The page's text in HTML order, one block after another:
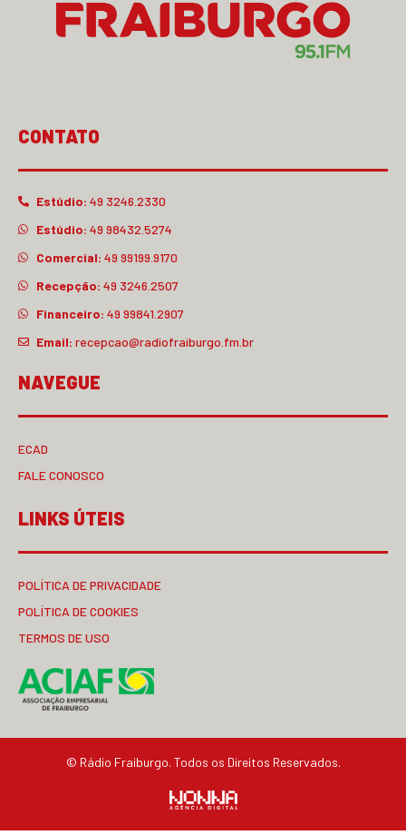
CONTATO
Estúdio: 49 3246.2330
Estúdio: 49 98432.5274
Comercial: 49 99199.9170
Recepção: 49 3246.2507
Financeiro: 49 99841.2907
Email: recepcao@radiofraiburgo.fm.br
NAVEGUE
ECAD
FALE CONOSCO
LINKS ÚTEIS
POLÍTICA DE PRIVACIDADE
POLÍTICA DE COOKIES
TERMOS DE USO
© Rádio Fraiburgo. Todos os Direitos Reservados.